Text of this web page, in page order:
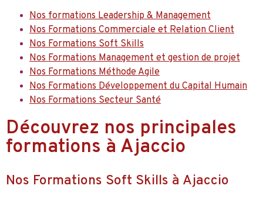
Nos formations Leadership & Management
Nos Formations Commerciale et Relation Client
Nos Formations Soft Skills
Nos Formations Management et gestion de projet
Nos Formations Méthode Agile
Nos Formations Développement du Capital Humain
Nos Formations Secteur Santé
Découvrez nos principales
formations à Ajaccio
Nos Formations Soft Skills à Ajaccio